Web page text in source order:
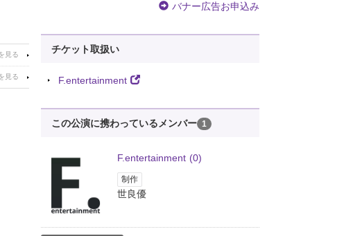
バナー広告お申込み
チケット取扱い
F.entertainment
この公演に携わっているメンバー 1
F.entertainment (0)
制作
世良優